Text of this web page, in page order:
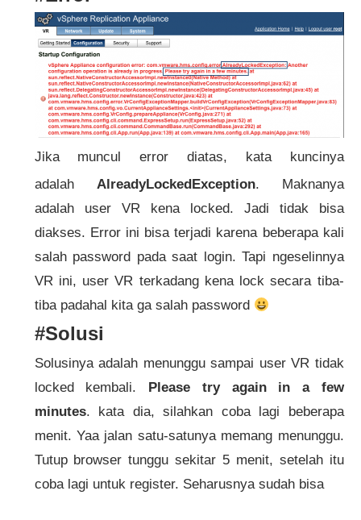
Jika muncul error diatas, kata kuncinya
adalah AlreadyLockedException. Maknanya
adalah user VR kena locked. Jadi tidak bisa
diakses. Error ini bisa terjadi karena beberapa kali
salah password pada saat login. Tapi ngeselinnya
VR ini, user VR terkadang kena lock secara tiba-
tiba padahal kita ga salah password
#Solusi
Solusinya adalah menunggu sampai user VR tidak
locked kembali. Please try again in a few
minutes. kata dia, silahkan coba lagi beberapa
menit. Yaa jalan satu-satunya memang menunggu.
Tutup browser tunggu sekitar 5 menit, setelah itu
coba lagi untuk register. Seharusnya sudah bisa